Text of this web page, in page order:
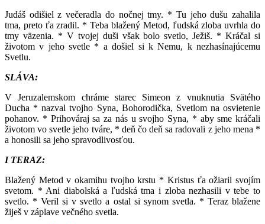
Judáš odišiel z večeradla do nočnej tmy. * Tu jeho dušu zahalila
tma, preto ťa zradil. * Teba blažený Metod, ľudská zloba uvrhla do
tmy väzenia. * V tvojej duši však bolo svetlo, Ježiš. * Kráčal si
životom v jeho svetle * a došiel si k Nemu, k nezhasínajúcemu
Svetlu.
SLÁVA:
V Jeruzalemskom chráme starec Simeon z vnuknutia Svätého
Ducha * nazval tvojho Syna, Bohorodička, Svetlom na osvietenie
pohanov. * Prihováraj sa za nás u svojho Syna, * aby sme kráčali
životom vo svetle jeho tváre, * deň čo deň sa radovali z jeho mena *
a honosili sa jeho spravodlivosťou.
I TERAZ:
Blažený Metod v okamihu tvojho krstu * Kristus ťa ožiaril svojím
svetom. * Ani diabolská a ľudská tma i zloba nezhasili v tebe to
svetlo. * Veril si v svetlo a ostal si synom svetla. * Teraz blažene
žiješ v záplave večného svetla.